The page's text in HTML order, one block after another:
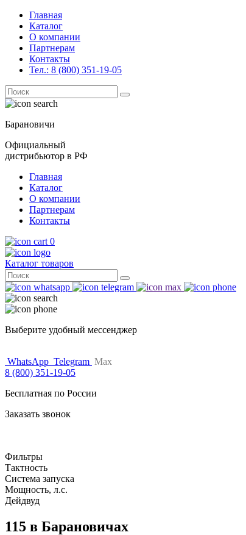
Главная
Каталог
О компании
Партнерам
Контакты
Тел.: 8 (800) 351-19-05
Поиск
for:
Барановичи
Официальный
дистрибьютор в РФ
Главная
Каталог
О компании
Партнерам
Контакты
0
Каталог товаров
Поиск
for:
Выберите удобный мессенджер
WhatsApp Telegram Max
8 (800) 351-19-05
Бесплатная по России
Заказать звонок
Фильтры
Тактность
Система запуска
Мощность, л.с.
Дейдвуд
115 в Барановичах